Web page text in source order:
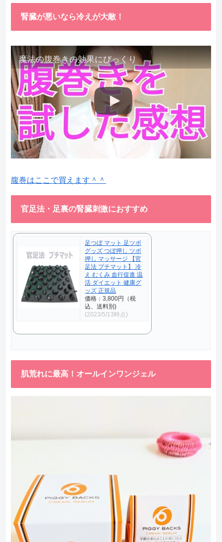
腎臓が悪いなら冷えが大敵！
魔法の腹巻きの効果にびっくり
腹巻はここで買えます＾＾
官足法・足裏の腎臓刺激におすすめ
足つぼ マット 足ツボ
グッズ つぼ押し ツボ
押し マッサージ 【官
足法 プチマット】 冷
え むくみ 血行促進 温
活 ダイエット 健康グ
ッズ 正規品
価格：3,800円（税
込、送料別)
(2023/5/13時点)
肌荒れに最高！オールインワンジェル